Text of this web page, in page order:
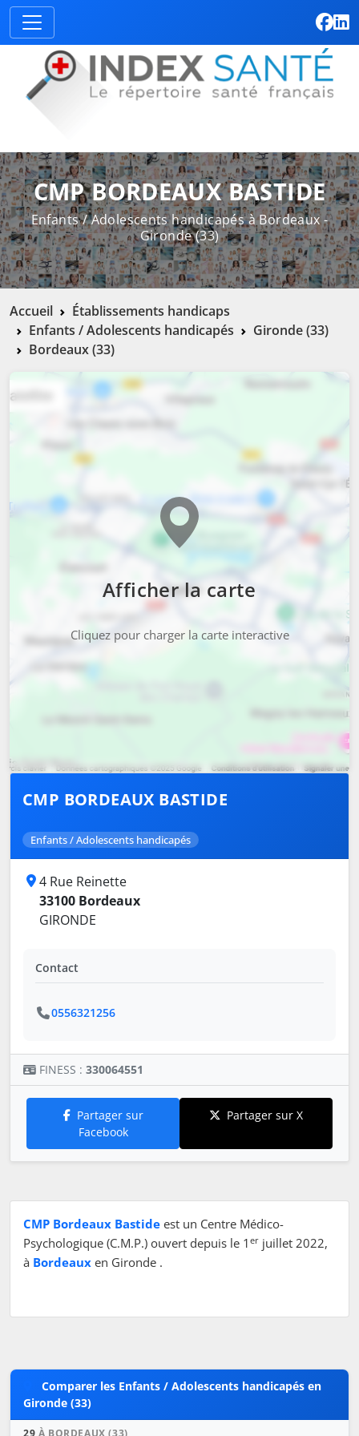
CMP BORDEAUX BASTIDE
Enfants / Adolescents handicapés à Bordeaux -
Gironde (33)
Accueil
Établissements handicaps
Enfants / Adolescents handicapés
Gironde (33)
Bordeaux (33)
Afficher la carte
Cliquez pour charger la carte interactive
CMP BORDEAUX BASTIDE
Enfants / Adolescents handicapés
4 Rue Reinette
33100 Bordeaux
GIRONDE
Contact
0556321256
FINESS : 330064551
Partager sur
Facebook
Partager sur X
CMP Bordeaux Bastide est un Centre Médico-
Psychologique (C.M.P.) ouvert depuis le 1 er juillet 2022,
à Bordeaux en Gironde .
Comparer les Enfants / Adolescents handicapés en
Gironde (33)